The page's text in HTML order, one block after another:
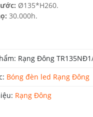
Ø135*H260.
30.000h.
Rạng Đông
Bóng đèn led Rạng Đông
Rạng Đông